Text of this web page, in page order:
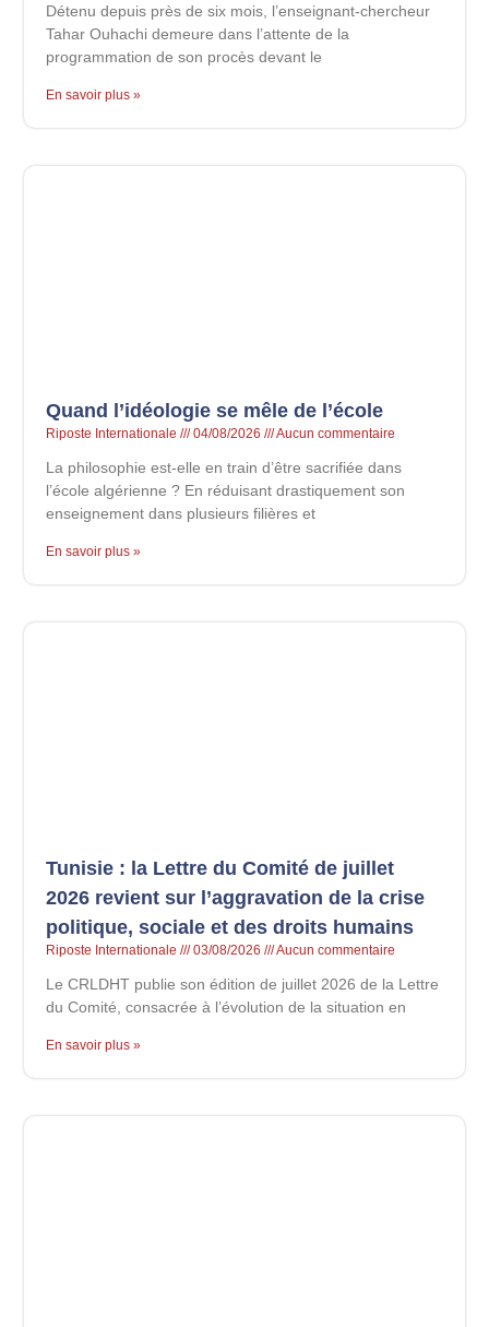
Détenu depuis près de six mois, l’enseignant-chercheur
Tahar Ouhachi demeure dans l’attente de la
programmation de son procès devant le
En savoir plus »
Quand l’idéologie se mêle de l’école
Riposte Internationale 04/08/2026 Aucun commentaire
La philosophie est-elle en train d’être sacrifiée dans
l’école algérienne ? En réduisant drastiquement son
enseignement dans plusieurs filières et
En savoir plus »
Tunisie : la Lettre du Comité de juillet
2026 revient sur l’aggravation de la crise
politique, sociale et des droits humains
Riposte Internationale 03/08/2026 Aucun commentaire
Le CRLDHT publie son édition de juillet 2026 de la Lettre
du Comité, consacrée à l’évolution de la situation en
En savoir plus »